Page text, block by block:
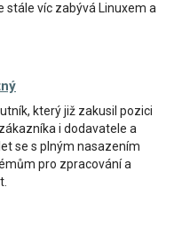
stále víc zabývá Linuxem a
který již zakusil pozici
i dodavatele a
se s plným nasazením
pro zpracování a